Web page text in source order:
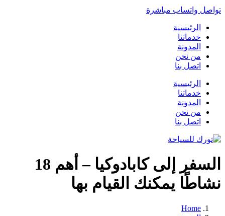
تواصل واتساب مباشرة
الرئيسية
خدماتنا
المدونة
من نحن
اتصل بنا
الرئيسية
خدماتنا
المدونة
من نحن
اتصل بنا
السفر إلى كابادوكيا – أهم 18
نشاطًا يمكنك القيام بها
Home